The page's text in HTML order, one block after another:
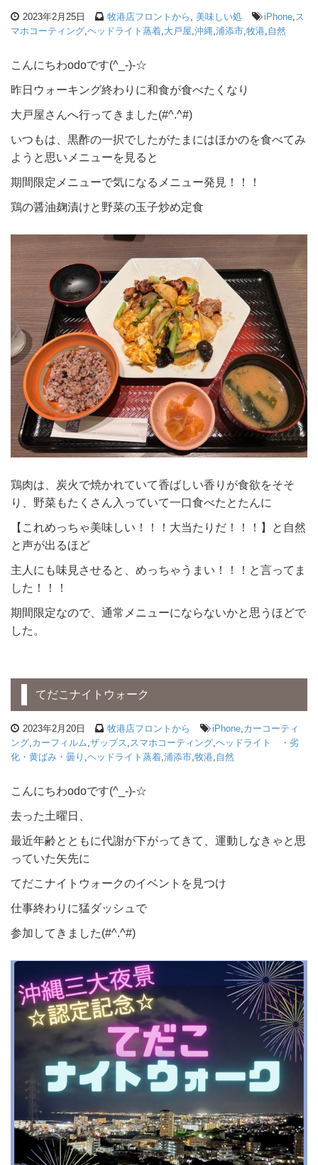
2023年2月25日 牧港店フロントから , 美味しい処 iPhone,ス
マホコーティング,ヘッドライト蒸着,大戸屋,沖縄,浦添市,牧港,自然
こんにちわodoです(^_-)-☆
昨日ウォーキング終わりに和食が食べたくなり
大戸屋さんへ行ってきました(#^.^#)
いつもは、黒酢の一択でしたがたまにはほかのを食べてみ
ようと思いメニューを見ると
期間限定メニューで気になるメニュー発見！！！
鶏の醤油麹漬けと野菜の玉子炒め定食
鶏肉は、炭火で焼かれていて香ばしい香りが食欲をそそ
り、野菜もたくさん入っていて一口食べたとたんに
【これめっちゃ美味しい！！！大当たりだ！！！】と自然
と声が出るほど
主人にも味見させると、めっちゃうまい！！！と言ってま
した！！！
期間限定なので、通常メニューにならないかと思うほどで
した。
てだこナイトウォーク
2023年2月20日 牧港店フロントから iPhone カーコーティ
ング カーフィルム ザップス スマホコーティング ヘッドライト ・劣
化・黄ばみ・曇り ヘッドライト蒸着 浦添市 牧港 自然
こんにちわodoです(^_-)-☆
去った土曜日、
最近年齢とともに代謝が下がってきて、運動しなきゃと思
っていた矢先に
てだこナイトウォークのイベントを見つけ
仕事終わりに猛ダッシュで
参加してきました(#^.^#)